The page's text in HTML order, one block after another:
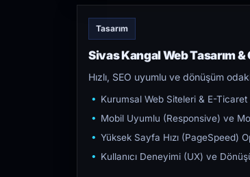
Tasarım
Sivas Kangal Web Tasarım
Hızlı, SEO uyumlu ve dönüşüm
Kurumsal Web Siteleri & E-Ticaret
Mobil Uyumlu (Responsive) ve
Yüksek Sayfa Hızı (PageSpeed)
Kullanıcı Deneyimi (UX) ve